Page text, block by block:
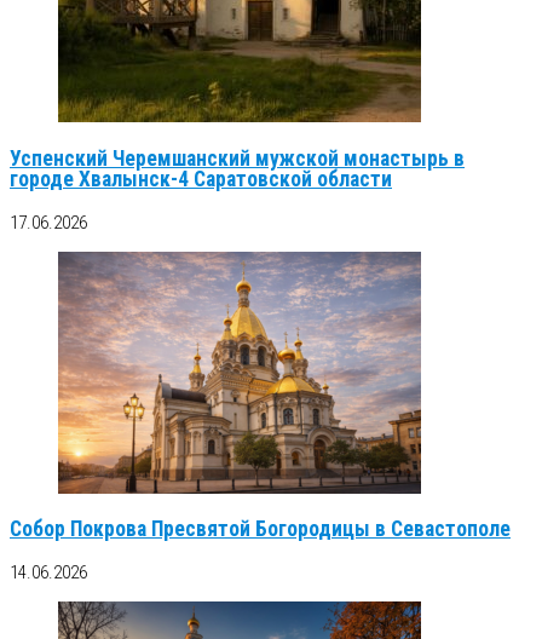
Успенский Черемшанский мужской монастырь в
городе Хвалынск-4 Саратовской области
17.06.2026
Собор Покрова Пресвятой Богородицы в Севастополе
14.06.2026